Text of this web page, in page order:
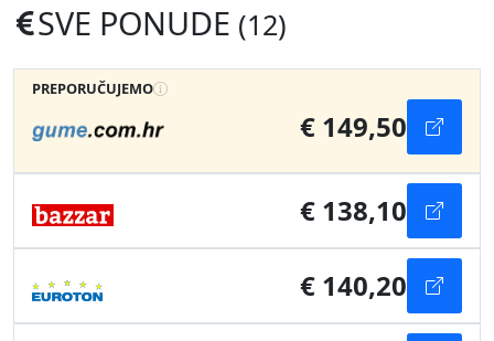
SVE PONUDE (12)
PREPORUČUJEMO
€ 149,50
€ 138,10
€ 140,20